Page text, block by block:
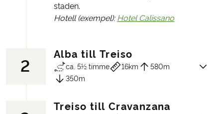
staden.
Hotell (exempel): Hotel Calissano
2
Alba till Treiso
ca. 5½ timme 16km
580m
350m
Treiso till Cravanzana